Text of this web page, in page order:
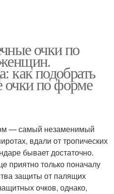
очки по
как подобрать
очки по форме
— самый незаменимый
вдали от тропических
бывает достаточно.
приятно только поначалу
защиты от палящих
очков, однако,